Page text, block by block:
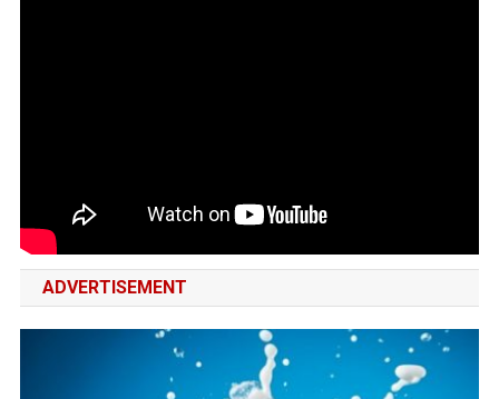
ADVERTISEMENT